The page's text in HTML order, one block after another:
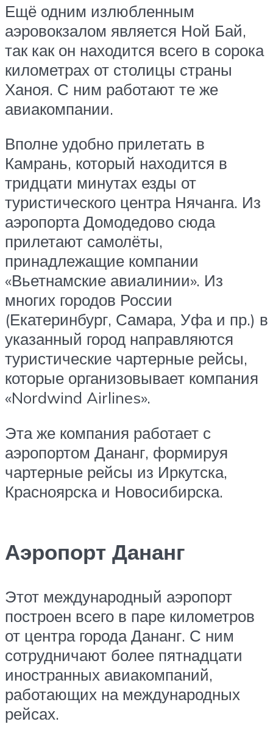
Ещё одним излюбленным
аэровокзалом является Ной Бай,
так как он находится всего в сорока
километрах от столицы страны
Ханоя. С ним работают те же
авиакомпании.
Вполне удобно прилетать в
Камрань, который находится в
тридцати минутах езды от
туристического центра Нячанга. Из
аэропорта Домодедово сюда
прилетают самолёты,
принадлежащие компании
«Вьетнамские авиалинии». Из
многих городов России
(Екатеринбург, Самара, Уфа и пр.) в
указанный город направляются
туристические чартерные рейсы,
которые организовывает компания
«Nordwind Airlines».
Эта же компания работает с
аэропортом Дананг, формируя
чартерные рейсы из Иркутска,
Красноярска и Новосибирска.
Аэропорт Дананг
Этот международный аэропорт
построен всего в паре километров
от центра города Дананг. С ним
сотрудничают более пятнадцати
иностранных авиакомпаний,
работающих на международных
рейсах.